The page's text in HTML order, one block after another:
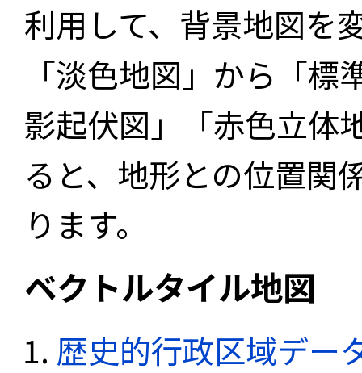
利用して、背景地図を
「淡色地図」から「
影起伏図」「赤色立体
ると、地形との位置関
ります。
ベクトルタイル地図
歴史的行政区域デー